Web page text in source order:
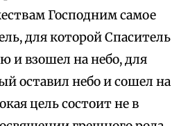
Господним самое
для которой Спаситель
и взошел на небо, для
оставил небо и сошел на
цель состоит не в